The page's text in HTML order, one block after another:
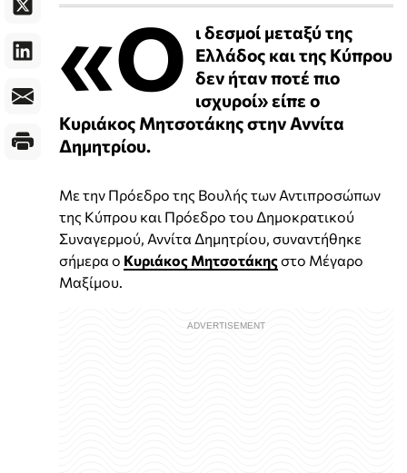
«Ο ι δεσμοί μεταξύ της
Ελλάδος και της Κύπρου
δεν ήταν ποτέ πιο
ισχυροί» είπε ο
Κυριάκος Μητσοτάκης στην Αννίτα
Δημητρίου.
Με την Πρόεδρο της Βουλής των Αντιπροσώπων
της Κύπρου και Πρόεδρο του Δημοκρατικού
Συναγερμού, Αννίτα Δημητρίου, συναντήθηκε
σήμερα ο Κυριάκος Μητσοτάκηςστο Μέγαρο
Μαξίμου.